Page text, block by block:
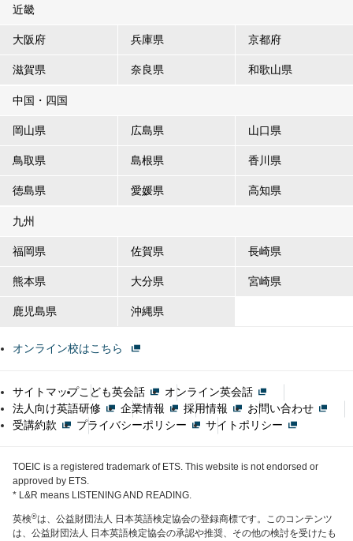
近畿
大阪府 兵庫県 京都府
滋賀県 奈良県 和歌山県
中国・四国
岡山県 広島県 山口県
鳥取県 島根県 香川県
徳島県 愛媛県 高知県
九州
福岡県 佐賀県 長崎県
熊本県 大分県 宮崎県
鹿児島県 沖縄県
オンライン校はこちら
サイトマップこども英会話
オンライン英会話
法人向け英語研修
企業情報 採用情報
お問い合わせ
受講約款
プライバシーポリシー サイトポリシー
TOEIC is a registered trademark of ETS. This website is not endorsed or
approved by ETS.
* L&R means LISTENING AND READING.
英検®は、公益財団法人 日本英語検定協会の登録商標です。このコンテンツ
は、公益財団法人 日本英語検定協会の承認や推奨、その他の検討を受けたも